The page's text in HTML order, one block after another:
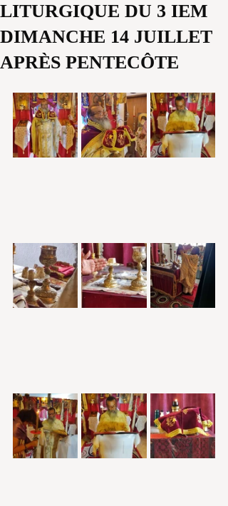
LITURGIQUE DU 3 IEM
DIMANCHE 14 JUILLET
APRÈS PENTECÔTE